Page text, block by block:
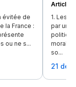
évitée de
la France :
ou ne s...
Article
1. Les
par un
morale
so...
21